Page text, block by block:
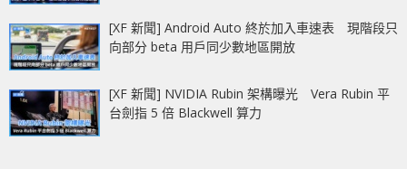
[XF 新聞] Android Auto 終於加入車速表 現階段只
向部分 beta 用戶同少數地區開放
[XF 新聞] NVIDIA Rubin 架構曝光 Vera Rubin 平
台劍指 5 倍 Blackwell 算力